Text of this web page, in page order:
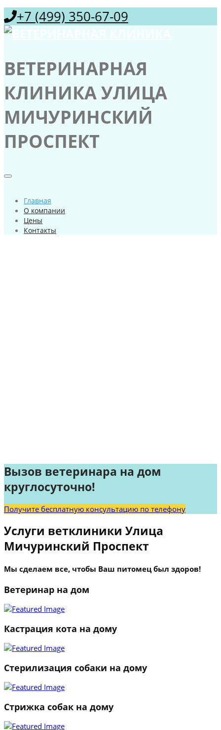
+7 (499) 350-67-09
ВЕТЕРИНАРНАЯ
КЛИНИКА УЛИЦА
МИЧУРИНСКИЙ
ПРОСПЕКТ
Главная
О компании
Цены
Контакты
Вызов ветеринара на дом
круглосуточно!
Получите бесплатную консультацию по телефону
Услуги ветклиники Улица
Мичуринский Проспект
Мы сделаем все, чтобы Ваш питомец был здоров!
Ветеринар на дом
Кастрация кота на дому
Стерилизация собаки на дому
Стрижка собак на дому